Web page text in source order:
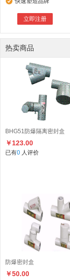
立即注册
热卖商品
BHG51防爆隔离密封盒
￥123.00
已有0 人评价
防爆密封盒
￥50.00